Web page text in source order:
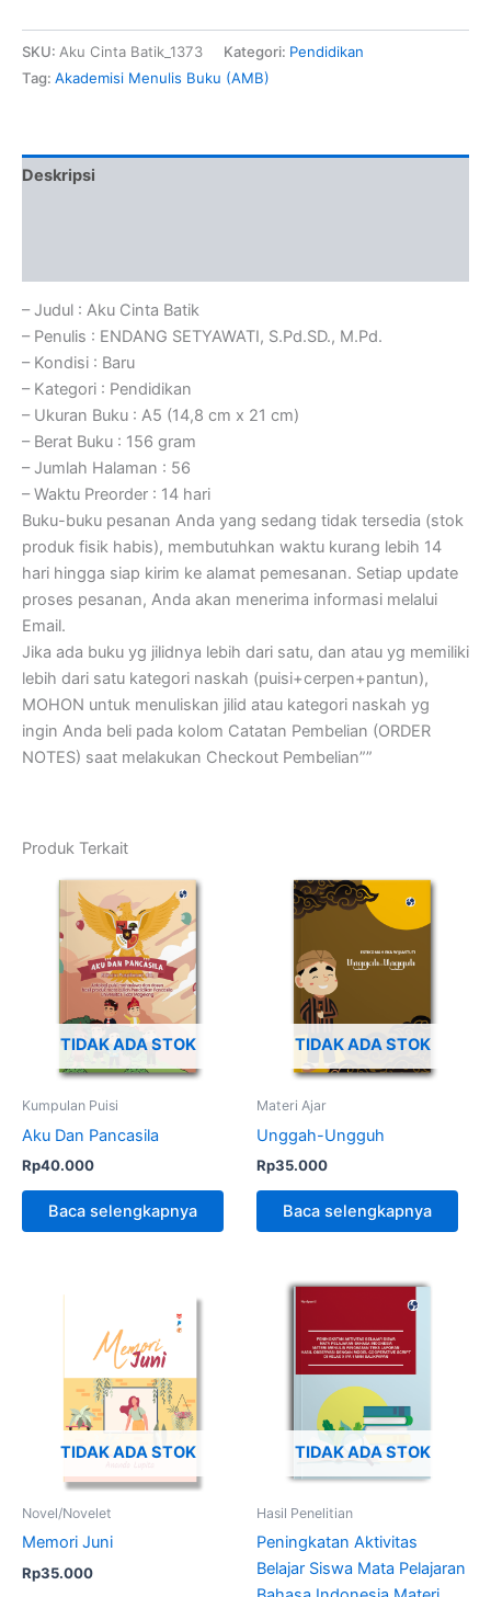
SKU: Aku Cinta Batik_1373 Kategori: Pendidikan
Tag: Akademisi Menulis Buku (AMB)
Deskripsi
– Judul : Aku Cinta Batik
– Penulis : ENDANG SETYAWATI, S.Pd.SD., M.Pd.
– Kondisi : Baru
– Kategori : Pendidikan
– Ukuran Buku : A5 (14,8 cm x 21 cm)
– Berat Buku : 156 gram
– Jumlah Halaman : 56
– Waktu Preorder : 14 hari
Buku-buku pesanan Anda yang sedang tidak tersedia (stok
produk fisik habis), membutuhkan waktu kurang lebih 14
hari hingga siap kirim ke alamat pemesanan. Setiap update
proses pesanan, Anda akan menerima informasi melalui
Email.
Jika ada buku yg jilidnya lebih dari satu, dan atau yg memiliki
lebih dari satu kategori naskah (puisi+cerpen+pantun),
MOHON untuk menuliskan jilid atau kategori naskah yg
ingin Anda beli pada kolom Catatan Pembelian (ORDER
NOTES) saat melakukan Checkout Pembelian””
Produk Terkait
TIDAK ADA STOK
Kumpulan Puisi
Aku Dan Pancasila
Rp40.000
Baca selengkapnya
TIDAK ADA STOK
Materi Ajar
Unggah-Ungguh
Rp35.000
Baca selengkapnya
TIDAK ADA STOK
Novel/Novelet
Memori Juni
Rp35.000
TIDAK ADA STOK
Hasil Penelitian
Peningkatan Aktivitas
Belajar Siswa Mata Pelajaran